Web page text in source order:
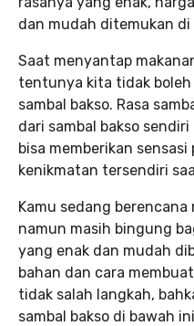
dan mudah ditemukan di
Saat menyantap
tentunya kita tidak boleh
sambal bakso. Rasa
dari sambal bakso
bisa memberikan
kenikmatan tersendiri
Kamu sedang
namun masih bingung
yang enak dan mudah
bahan dan cara
tidak salah langkah,
sambal bakso di bawah